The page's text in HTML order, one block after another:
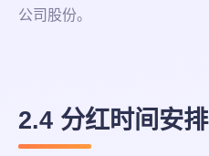
公司股份。
2.4 分红时间安排